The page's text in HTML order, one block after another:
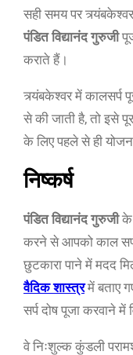
सही समय पर
पंडित विद्यानंद गुरुजी
कराते हैं।
त्र्यंबकेश्वर में कालसर्प
से की जाती है, तो इसे
के लिए पहले से ही
निष्कर्ष
पंडित विद्यानंद गुरुजीके
करने से आपको काल
छुटकारा पाने में मदद
वैदिक शास्त्रमें बताए
सर्प दोष पूजा करवाने में
वे निःशुल्क कुंडली